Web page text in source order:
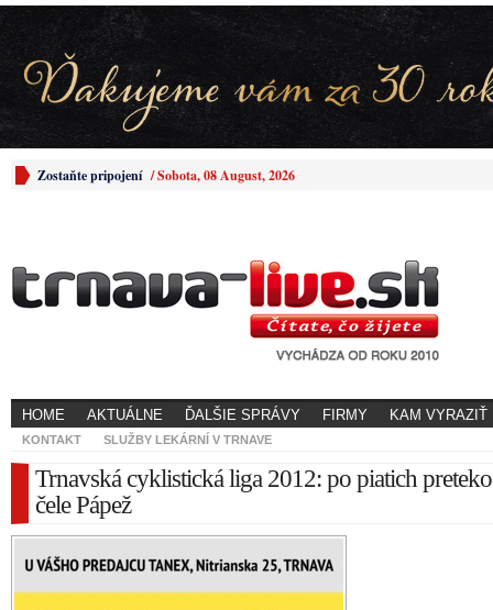
Zostaňte pripojení /Sobota, 08 August, 2026
HOME AKTUÁLNE ĎALŠIE SPRÁVY FIRMY KAM VYRAZIŤ
KONTAKT SLUŽBY LEKÁRNÍ V TRNAVE
Trnavská cyklistická liga 2012: po piatich
čele Pápež